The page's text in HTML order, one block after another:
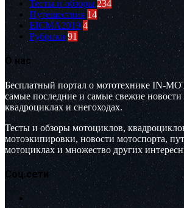
Тесты и обзоры 234
Путешествия 14
EICMA2019 4
Рубрики 91
О нас
Бесплатный портал о мототехнике IN-
самые последние и самые свежие
квадроциклах и снегоходах.
Тесты и обзоры мотоциклов,
мотоэкипировки, новости мотоспорта,
мотоциклах и множество других
Соц.сети